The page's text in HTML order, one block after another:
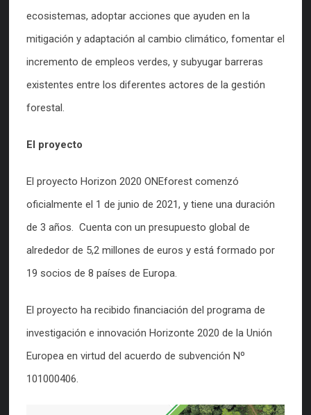
ecosistemas, adoptar acciones que ayuden en la
mitigación y adaptación al cambio climático, fomentar el
incremento de empleos verdes, y subyugar barreras
existentes entre los diferentes actores de la gestión
forestal.
El proyecto
El proyecto Horizon 2020 ONEforest comenzó
oficialmente el 1 de junio de 2021, y tiene una duración
de 3 años. Cuenta con un presupuesto global de
alrededor de 5,2 millones de euros y está formado por
19 socios de 8 países de Europa.
El proyecto ha recibido financiación del programa de
investigación e innovación Horizonte 2020 de la Unión
Europea en virtud del acuerdo de subvención Nº
101000406.